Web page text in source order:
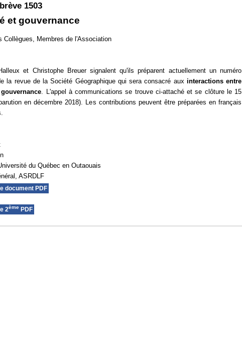
1503
et gouvernance
Collègues, Membres de l'Association
et Christophe Breuer signalent qu'ils préparent actuellement un numéro
la revue de la Société Géographique qui sera consacré aux interactions entre
. L'appel à communications se trouve ci-attaché et se clôture le 15
en décembre 2018). Les contributions peuvent être préparées en français
du Québec en Outaouais
ASRDLF
document PDF
2ème PDF